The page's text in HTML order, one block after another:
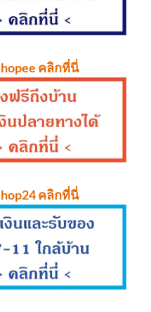
คลิกที่นี่
คลิกที่นี่